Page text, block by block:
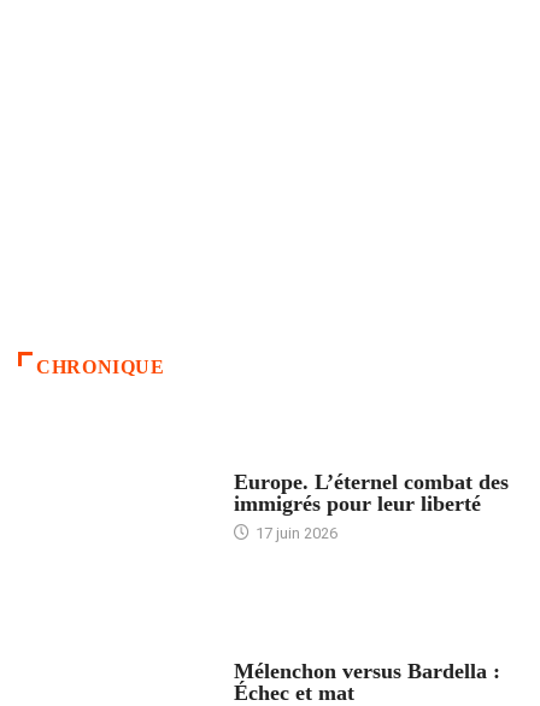
CHRONIQUE
Europe. L’éternel combat des
immigrés pour leur liberté
17 juin 2026
Mélenchon versus Bardella :
Échec et mat